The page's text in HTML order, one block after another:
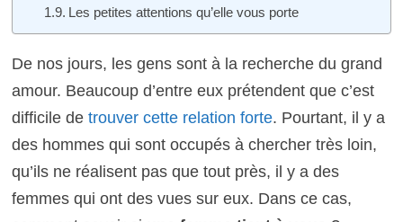
Les petites attentions qu’elle vous porte
De nos jours, les gens sont à la recherche du grand
amour. Beaucoup d’entre eux prétendent que c’est
difficile de trouver cette relation forte. Pourtant, il y a
des hommes qui sont occupés à chercher très loin,
qu’ils ne réalisent pas que tout près, il y a des
femmes qui ont des vues sur eux. Dans ce cas,